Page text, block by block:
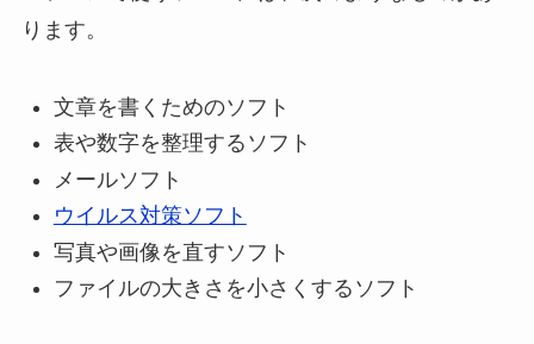
ります。
文章を書くためのソフト
表や数字を整理するソフト
メールソフト
ウイルス対策ソフト
写真や画像を直すソフト
ファイルの大きさを小さくするソフト